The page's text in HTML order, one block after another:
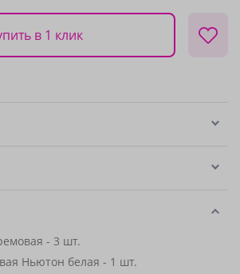
в 1 клик
- 3 шт.
Ньютон белая - 1 шт.